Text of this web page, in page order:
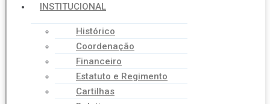
INSTITUCIONAL
Histórico
Coordenação
Financeiro
Estatuto e Regimento
Cartilhas